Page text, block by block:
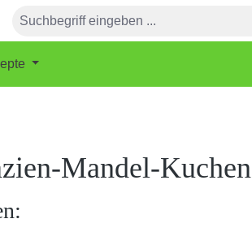
Mandel-Kuchen